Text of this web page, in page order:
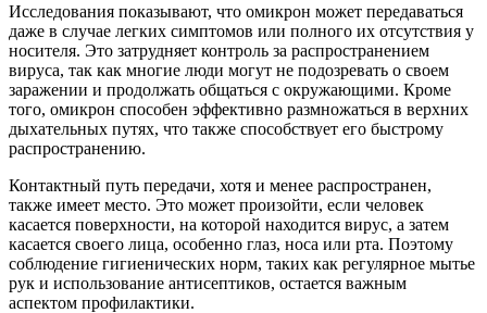
Исследования показывают, что омикрон может передаваться
даже в случае легких симптомов или полного их отсутствия у
носителя. Это затрудняет контроль за распространением
вируса, так как многие люди могут не подозревать о своем
заражении и продолжать общаться с окружающими. Кроме
того, омикрон способен эффективно размножаться в верхних
дыхательных путях, что также способствует его быстрому
распространению.
Контактный путь передачи, хотя и менее распространен,
также имеет место. Это может произойти, если человек
касается поверхности, на которой находится вирус, а затем
касается своего лица, особенно глаз, носа или рта. Поэтому
соблюдение гигиенических норм, таких как регулярное мытье
рук и использование антисептиков, остается важным
аспектом профилактики.